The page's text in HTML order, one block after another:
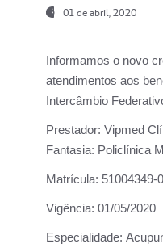
01 de abril, 2020
Informamos o novo
atendimentos aos
Intercâmbio
Prestador: Vipmed
Fantasia: Policlínica
Matrícula: 51004349-0
Vigência: 01/05/2020
Especialidade: